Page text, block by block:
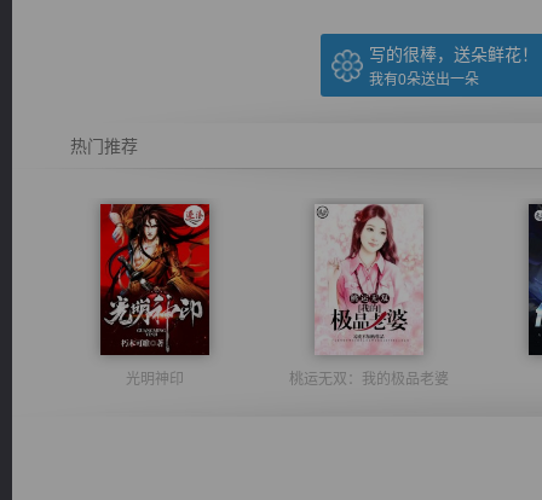
写的很棒，送朵鲜花！
我有0朵送出一朵
热门推荐
光明神印 桃运无双：我的极品老婆